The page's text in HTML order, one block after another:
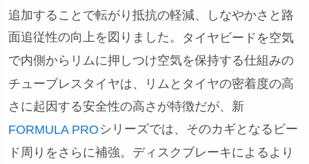
追加することで転がり抵抗の軽減、しなやかさと路
面追従性の向上を図りました。
タイヤビードを空気
で内側からリムに押しつけ空気を保持する仕組みの
チューブレスタイヤは、リムとタイヤの密着度の高
さに起因する安全性の高さが特徴だが、新
FORMULA PRO シリーズでは、そのカギとなるビー
ド周りをさらに補強。ディスクブレーキによるより